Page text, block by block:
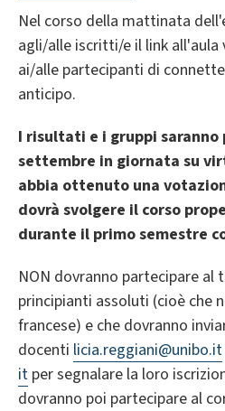
Nel corso della mattinata
agli/alle iscritti/e il link all'aula
ai/alle partecipanti di
anticipo.
I risultati e i gruppi
settembre in giornata su
abbia ottenuto una
dovrà svolgere il corso
durante il primo semestre
NON dovranno partecipare
principianti assoluti (cioè che
francese) e che dovranno
docenti licia.reggiani@unibo.it
it per segnalare la loro
dovranno poi partecipare al